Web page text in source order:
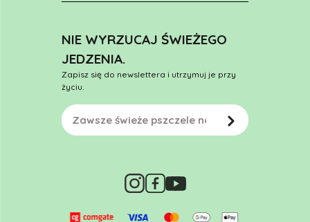
NIE WYRZUCAJ ŚWIEŻEGO
JEDZENIA.
Zapisz się do newslettera i utrzymuj je przy
życiu.